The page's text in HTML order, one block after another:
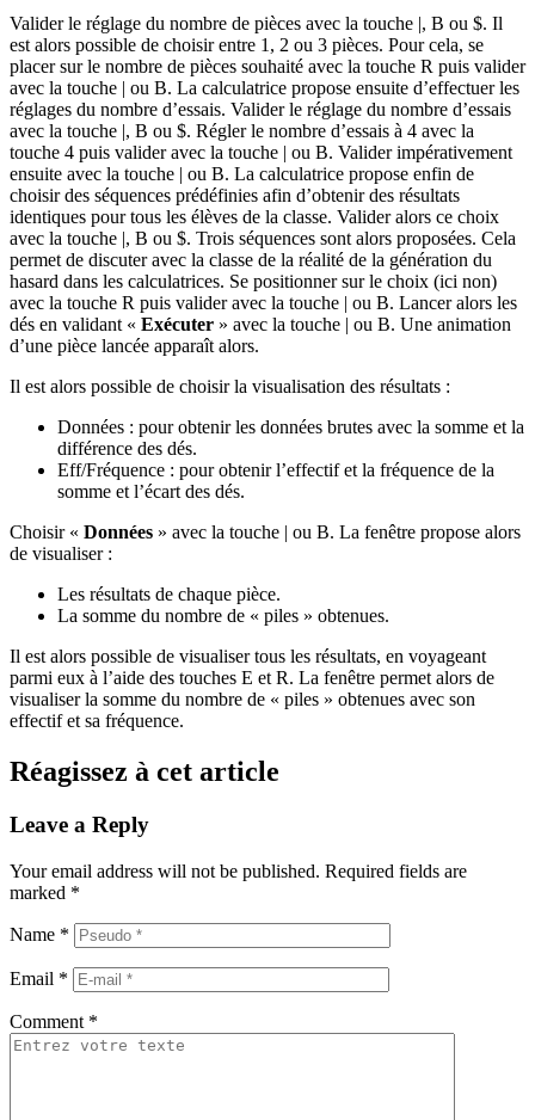
Valider le réglage du nombre de pièces avec la touche |, B ou $. Il
est alors possible de choisir entre 1, 2 ou 3 pièces. Pour cela, se
placer sur le nombre de pièces souhaité avec la touche R puis valider
avec la touche | ou B. La calculatrice propose ensuite d’effectuer les
réglages du nombre d’essais. Valider le réglage du nombre d’essais
avec la touche |, B ou $. Régler le nombre d’essais à 4 avec la
touche 4 puis valider avec la touche | ou B. Valider impérativement
ensuite avec la touche | ou B. La calculatrice propose enfin de
choisir des séquences prédéfinies afin d’obtenir des résultats
identiques pour tous les élèves de la classe. Valider alors ce choix
avec la touche |, B ou $. Trois séquences sont alors proposées. Cela
permet de discuter avec la classe de la réalité de la génération du
hasard dans les calculatrices. Se positionner sur le choix (ici non)
avec la touche R puis valider avec la touche | ou B. Lancer alors les
dés en validant « Exécuter » avec la touche | ou B. Une animation
d’une pièce lancée apparaît alors.
Il est alors possible de choisir la visualisation des résultats :
Données : pour obtenir les données brutes avec la somme et la
différence des dés.
Eff/Fréquence : pour obtenir l’effectif et la fréquence de la
somme et l’écart des dés.
Choisir « Données » avec la touche | ou B. La fenêtre propose alors
de visualiser :
Les résultats de chaque pièce.
La somme du nombre de « piles » obtenues.
Il est alors possible de visualiser tous les résultats, en voyageant
parmi eux à l’aide des touches E etR. La fenêtre permet alors de
visualiser la somme du nombre de « piles » obtenues avec son
effectif et sa fréquence.
Réagissez à cet article
Leave a Reply
Your email address will not be published. Required fields are
marked *
Name *
Email *
Comment *